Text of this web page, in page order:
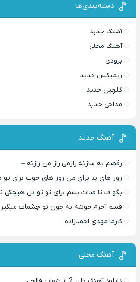
دسته‌بندی‌ها
آهنگ جدید
آهنگ محلی
بزودی
ریمیکس جدید
گلچین جدید
مداحی جدید
آهنگ جدید
رقصم به سازته رازمی راز من رازته –
روز های بد برای من روز های خوب برای تو
بگو ف تا فدات بشم برای تو تو دل هیچکی
قسم آخرم جونته به جون تو چشمات
کارما مهدی احمدزاده
آهنگ محلی